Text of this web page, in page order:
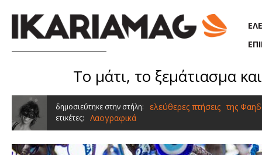
Το μάτι, το ξεμάτιασμα
δημοσιεύτηκε στην στήλη: ελεύθερες πτήσεις της
ετικέτες: Λαογραφικά